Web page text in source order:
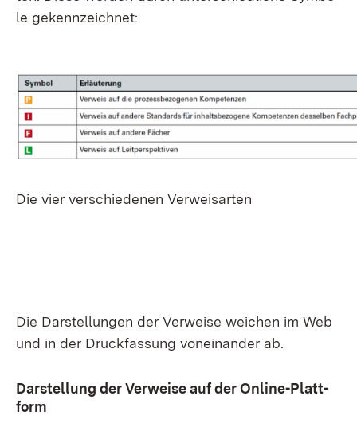
le ge­kenn­zeich­net:
Die vier ver­schie­de­nen Ver­weis­ar­ten
Die Dar­stel­lun­gen der Ver­wei­se wei­chen im Web
und in der Druck­fas­sung von­ein­an­der ab.
Dar­stel­lung der Ver­wei­se auf der On­line-Platt­
form